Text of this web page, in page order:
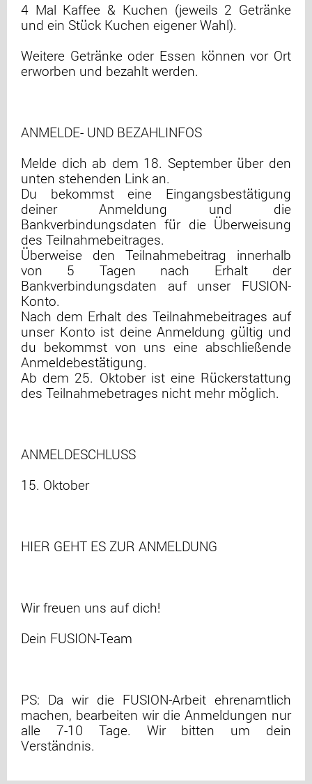
4 Mal Kaffee & Kuchen (jeweils 2 Getränke
und ein Stück Kuchen eigener Wahl).
Weitere Getränke oder Essen können vor Ort
erworben und bezahlt werden.
ANMELDE- UND BEZAHLINFOS
Melde dich ab dem 18. September über den
unten stehenden Link an.
Du bekommst eine Eingangsbestätigung
deiner Anmeldung und die
Bankverbindungsdaten für die Überweisung
des Teilnahmebeitrages.
Überweise den Teilnahmebeitrag innerhalb
von 5 Tagen nach Erhalt der
Bankverbindungsdaten auf unser FUSION-
Konto.
Nach dem Erhalt des Teilnahmebeitrages auf
unser Konto ist deine Anmeldung gültig und
du bekommst von uns eine abschließende
Anmeldebestätigung.
Ab dem 25. Oktober ist eine Rückerstattung
des Teilnahmebetrages nicht mehr möglich.
ANMELDESCHLUSS
15. Oktober
HIER GEHT ES ZUR ANMELDUNG
Wir freuen uns auf dich!
Dein FUSION-Team
PS: Da wir die FUSION-Arbeit ehrenamtlich
machen, bearbeiten wir die Anmeldungen nur
alle 7-10 Tage. Wir bitten um dein
Verständnis.